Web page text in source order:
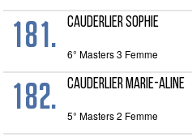
181. CAUDERLIER SOPHIE
6° Masters 3 Femme
182. CAUDERLIER MARIE-ALINE
5° Masters 2 Femme